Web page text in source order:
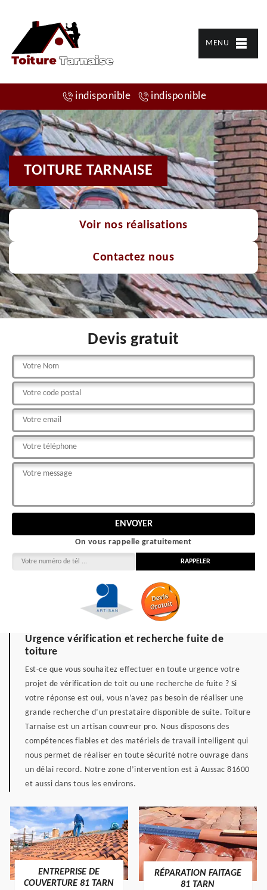
MENU
indisponible indisponible
TOITURE TARNAISE
Voir nos réalisations
Contactez nous
Devis gratuit
On vous rappelle gratuitement
Urgence vérification et recherche fuite de
toiture
Est-ce que vous souhaitez effectuer en toute urgence votre
projet de vérification de toit ou une recherche de fuite ? Si
votre réponse est oui, vous n’avez pas besoin de réaliser une
grande recherche d’un prestataire disponible de suite. Toiture
Tarnaise est un artisan couvreur pro. Nous disposons des
compétences fiables et des matériels de travail intelligent qui
nous permet de réaliser en toute sécurité notre ouvrage dans
un délai record. Notre zone d’intervention est à Aussac 81600
et aussi dans tous les environs.
ENTREPRISE DE
COUVERTURE 81 TARN
RÉPARATION FAITAGE
81 TARN